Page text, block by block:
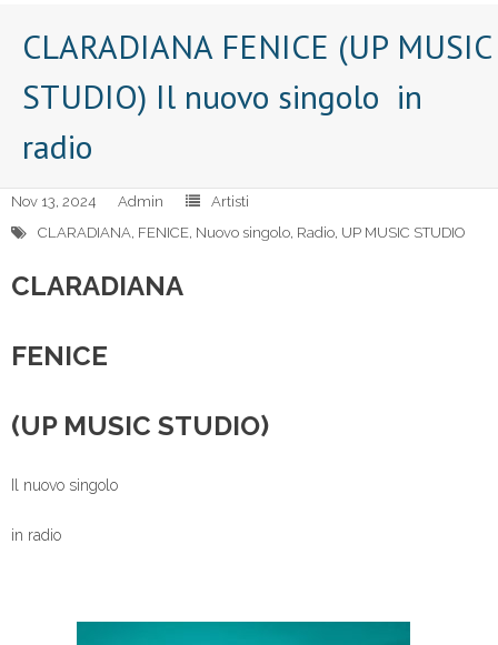
CLARADIANA FENICE (UP MUSIC
STUDIO) Il nuovo singolo in
radio
Nov 13, 2024 Admin
Artisti
CLARADIANA, FENICE, Nuovo singolo, Radio, UP MUSIC STUDIO
CLARADIANA
FENICE
(UP MUSIC STUDIO)
Il nuovo singolo
in radio